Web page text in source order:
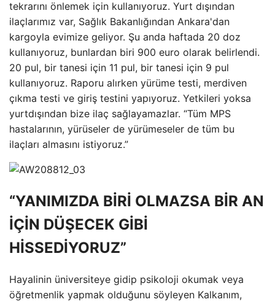
tekrarını önlemek için kullanıyoruz. Yurt dışından
ilaçlarımız var, Sağlık Bakanlığından Ankara'dan
kargoyla evimize geliyor. Şu anda haftada 20 doz
kullanıyoruz, bunlardan biri 900 euro olarak belirlendi.
20 pul, bir tanesi için 11 pul, bir tanesi için 9 pul
kullanıyoruz. Raporu alırken yürüme testi, merdiven
çıkma testi ve giriş testini yapıyoruz. Yetkileri yoksa
yurtdışından bize ilaç sağlayamazlar. “Tüm MPS
hastalarının, yürüseler de yürümeseler de tüm bu
ilaçları almasını istiyoruz.”
“YANIMIZDA BİRİ OLMAZSA BİR AN
İÇİN DÜŞECEK GİBİ
HİSSEDİYORUZ”
Hayalinin üniversiteye gidip psikoloji okumak veya
öğretmenlik yapmak olduğunu söyleyen Kalkanım,